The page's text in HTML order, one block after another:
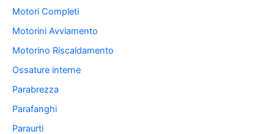
Motori Completi
Motorini Avviamento
Motorino Riscaldamento
Ossature interne
Parabrezza
Parafanghi
Paraurti